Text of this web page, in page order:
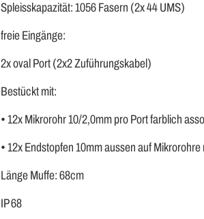
Spleisskapazität: 1056 Fasern (2x 44 UMS)
freie Eingänge:
2x oval Port (2x2 Zuführungskabel)
Bestückt mit:
• 12x Mikrorohr 10/2,0mm pro Port farblich
• 12x Endstopfen 10mm aussen auf
Länge Muffe: 68cm
IP 68